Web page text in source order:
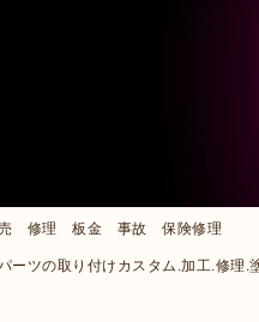
売 修理 板金 事故 保険修理
ーツの取り付けカスタム.加工.修理.